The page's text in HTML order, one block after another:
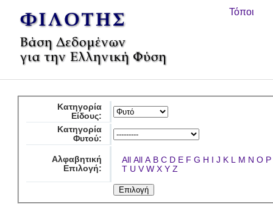
Τόποι
Κατηγορία
Είδους:
Κατηγορία
Φυτού:
Αλφαβητική
Επιλογή:
All All A B C D E F G H I J K L M N O P
T U V W X Y Z